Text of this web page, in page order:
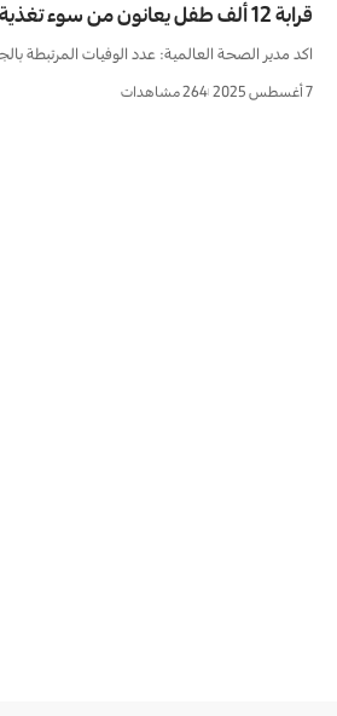
قرابة 12 ألف طفل يعانون من سوء تغذية الحاد في غزة
اکد مدير الصحة العالمية: عدد الوفيات المرتبطة
7 أغسطس 2025 264 مشاهدات